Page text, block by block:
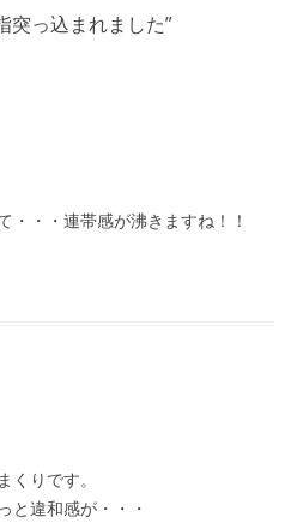
突っ込まれました”
・・・連帯感が沸きますね！！
くりです。
と違和感が・・・